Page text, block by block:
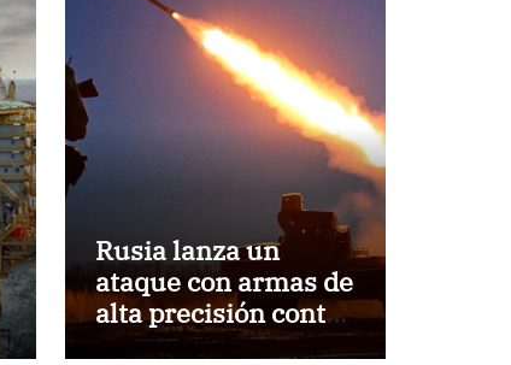
Rusia lanza un
ataque con armas de
alta precisión contra
la industria militar